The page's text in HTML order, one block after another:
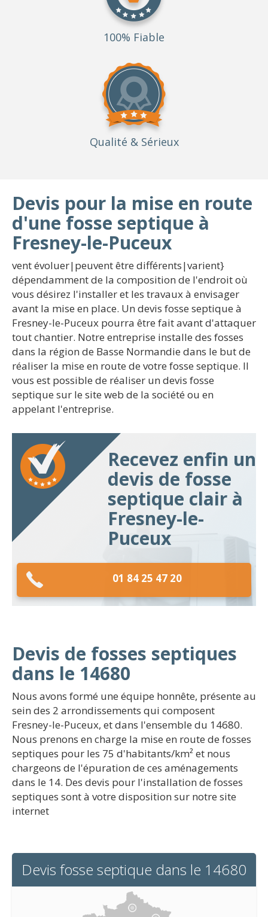
100% Fiable
Qualité & Sérieux
Devis pour la mise en route
d'une fosse septique à
Fresney-le-Puceux
vent évoluer|peuvent être différents|varient}
dépendamment de la composition de l'endroit où
vous désirez l'installer et les travaux à envisager
avant la mise en place. Un devis fosse septique à
Fresney-le-Puceux pourra être fait avant d'attaquer
tout chantier. Notre entreprise installe des fosses
dans la région de Basse Normandie dans le but de
réaliser la mise en route de votre fosse septique. Il
vous est possible de réaliser un devis fosse
septique sur le site web de la société ou en
appelant l'entreprise.
Recevez enfin un
devis de fosse
septique clair à
Fresney-le-
Puceux
01 84 25 47 20
Devis de fosses septiques
dans le 14680
Nous avons formé une équipe honnête, présente au
sein des 2 arrondissements qui composent
Fresney-le-Puceux, et dans l'ensemble du 14680.
Nous prenons en charge la mise en route de fosses
septiques pour les 75 d'habitants/km² et nous
chargeons de l'épuration de ces aménagements
dans le 14. Des devis pour l'installation de fosses
septiques sont à votre disposition sur notre site
internet
Devis fosse septique dans le 14680